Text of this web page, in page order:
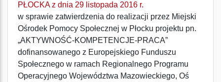
PŁOCKA z dnia 29 listopada 2016 r.
w sprawie zatwierdzenia do realizacji przez Miejski
Ośrodek Pomocy Społecznej w Płocku projektu pn.
„AKTYWNOŚĆ-KOMPETENCJE-PRACA”
dofinansowanego z Europejskiego Funduszu
Społecznego w ramach Regionalnego Programu
Operacyjnego Województwa Mazowieckiego, Oś